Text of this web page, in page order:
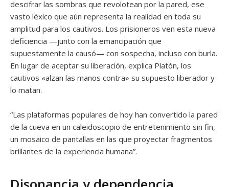
descifrar las sombras que revolotean por la pared, ese
vasto léxico que aún representa la realidad en toda su
amplitud para los cautivos. Los prisioneros ven esta nueva
deficiencia —junto con la emancipación que
supuestamente la causó— con sospecha, incluso con burla.
En lugar de aceptar su liberación, explica Platón, los
cautivos «alzan las manos contra» su supuesto liberador y
lo matan.
“Las plataformas populares de hoy han convertido la pared
de la cueva en un caleidoscopio de entretenimiento sin fin,
un mosaico de pantallas en las que proyectar fragmentos
brillantes de la experiencia humana”.